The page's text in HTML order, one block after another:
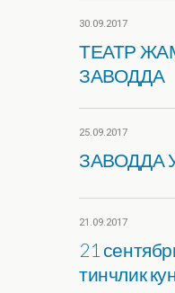
30.09.2017
ТЕАТР
ЗАВОДДА
25.09.2017
ЗАВОДДА
21.09.2017
21
тинчлик